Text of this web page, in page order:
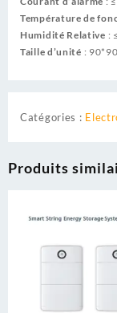
Température de
Humidité Relative :
Taille d’unité :
Catégories :
Produits